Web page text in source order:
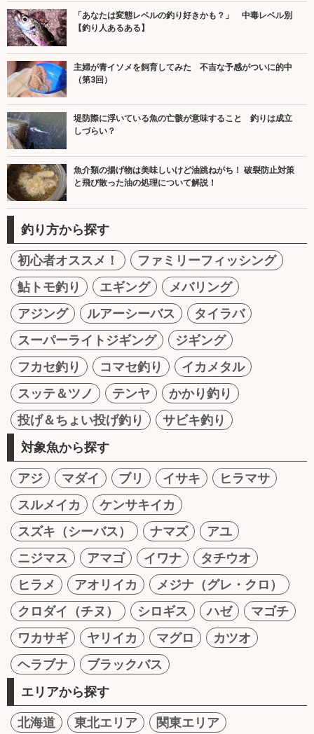
「あなたは変態レベルの釣り好きかも？」 中毒レベル別
【釣り人あるある】
主婦が青イソメを飼育してみた 不吉な予感がついに的中
（第3回）
堤防際に浮いている魚の亡骸が意味すること 釣りは成立
しづらい？
魚介類の揚げ物は美味しいけど油跳ねがち！ 破裂防止対策
と飛び散った油の処理について解説！
釣り方から探す
初心者オススメ！
ファミリーフィッシング
鮎トモ釣り
エギング
メバリング
アジング
ルアーシーバス
タイラバ
スーパーライトジギング
ジギング
フカセ釣り
コマセ釣り
イカメタル
スッテ＆ツノ
テンヤ
かかり釣り
投げ＆ちょい投げ釣り
サビキ釣り
対象魚から探す
アジ マダイ ブリ イサキ
ヒラマサ
スルメイカ
ケンサキイカ
スズキ（シーバス）
ナマズ
アユ
ニジマス
アマゴ イワナ
タチウオ
ヒラメ
アオリイカ
メジナ（グレ・クロ）
クロダイ（チヌ）
シロギス ハゼ
マゴチ
ワカサギ
ヤリイカ マグロ
カツオ
ヘラブナ
ブラックバス
エリアから探す
北海道 東北エリア
関東エリア